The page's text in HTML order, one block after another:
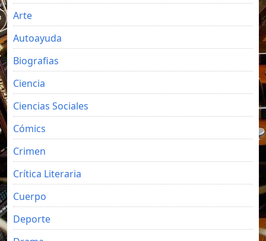
Arte
Autoayuda
Biografias
Ciencia
Ciencias Sociales
Cómics
Crimen
Crítica Literaria
Cuerpo
Deporte